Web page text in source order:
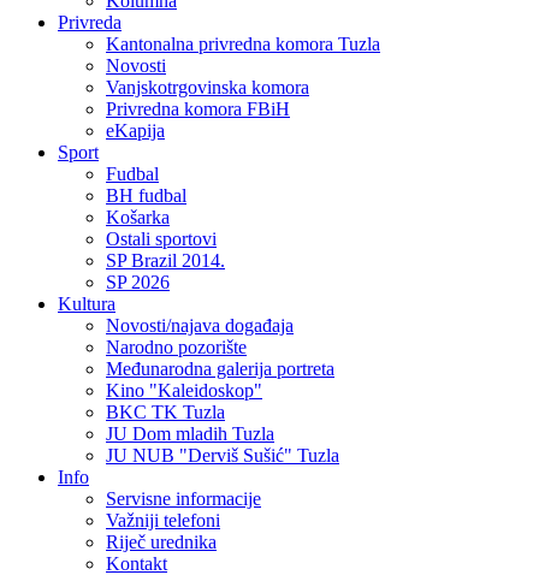
Privreda
Kantonalna privredna komora Tuzla
Novosti
Vanjskotrgovinska komora
Privredna komora FBiH
eKapija
Sport
Fudbal
BH fudbal
Košarka
Ostali sportovi
SP Brazil 2014.
SP 2026
Kultura
Novosti/najava događaja
Narodno pozorište
Međunarodna galerija portreta
Kino "Kaleidoskop"
BKC TK Tuzla
JU Dom mladih Tuzla
JU NUB "Derviš Sušić" Tuzla
Info
Servisne informacije
Važniji telefoni
Riječ urednika
Kontakt